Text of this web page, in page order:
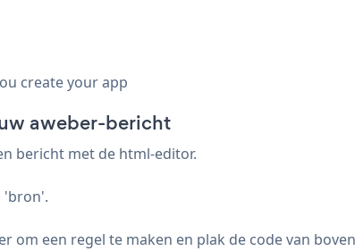
create your app
aweber-bericht
bericht met de html-editor.
'bron'.
om een regel te maken en plak de code van